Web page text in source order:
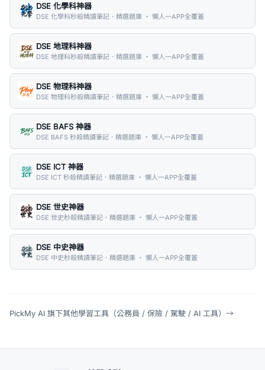
DSE 化學科神器
DSE 化學科秒殺精讀筆記．精選題庫 ・ 懶人一APP全覆蓋
DSE 地理科神器
DSE 地理科秒殺精讀筆記．精選題庫 ・ 懶人一APP全覆蓋
DSE 物理科神器
DSE 物理科秒殺精讀筆記．精選題庫 ・ 懶人一APP全覆蓋
DSE BAFS 神器
DSE BAFS 秒殺精讀筆記．精選題庫 ・ 懶人一APP全覆蓋
DSE ICT 神器
DSE ICT 秒殺精讀筆記．精選題庫 ・ 懶人一APP全覆蓋
DSE 世史神器
DSE 世史秒殺精讀筆記．精選題庫 ・ 懶人一APP全覆蓋
DSE 中史神器
DSE 中史秒殺精讀筆記．精選題庫 ・ 懶人一APP全覆蓋
PickMy AI 旗下其他學習工具（公務員 / 保險 / 駕駛 / AI 工具） →